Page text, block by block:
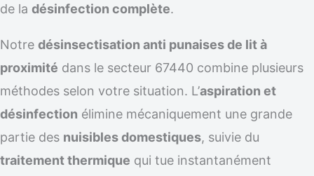
de la désinfection complète.
Notre désinsectisation anti punaises de lit à
proximité dans le secteur 67440 combine plusieurs
méthodes selon votre situation. L’aspiration et
désinfection élimine mécaniquement une grande
partie des nuisibles domestiques, suivie du
traitement thermique qui tue instantanément